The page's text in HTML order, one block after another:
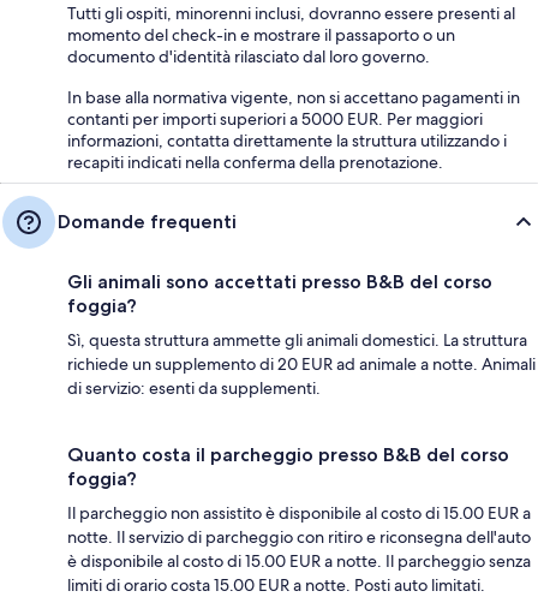
Tutti gli ospiti, minorenni inclusi, dovranno essere presenti al
momento del check-in e mostrare il passaporto o un
documento d'identità rilasciato dal loro governo.
In base alla normativa vigente, non si accettano pagamenti in
contanti per importi superiori a 5000 EUR. Per maggiori
informazioni, contatta direttamente la struttura utilizzando i
recapiti indicati nella conferma della prenotazione.
Domande frequenti
Gli animali sono accettati presso B&B del corso
foggia?
Sì, questa struttura ammette gli animali domestici. La struttura
richiede un supplemento di 20 EUR ad animale a notte. Animali
di servizio: esenti da supplementi.
Quanto costa il parcheggio presso B&B del corso
foggia?
Il parcheggio non assistito è disponibile al costo di 15.00 EUR a
notte. Il servizio di parcheggio con ritiro e riconsegna dell'auto
è disponibile al costo di 15.00 EUR a notte. Il parcheggio senza
limiti di orario costa 15.00 EUR a notte. Posti auto limitati.